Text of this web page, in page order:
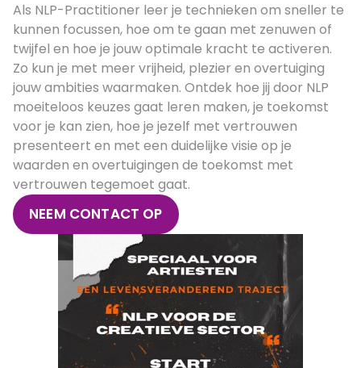
Als NLP-Practitioner leer je technieken om sneller te
kunnen focussen, hoe om te gaan met zenuwen of
twijfel en hoe je jouw optimale kracht te activeren.
Zo kun je met meer vrijheid, plezier en overtuiging
jouw ambities waarmaken. Ontdek hoe jij door NLP
moeiteloos keuzes gaat leren maken, je toekomst
voor je kan zien, hoe je jezelf met vertrouwen
presenteert en met een duidelijke visie op je
waarden en overtuigingen de toekomst met
vertrouwen tegemoet gaat.
NEEM CONTACT OP